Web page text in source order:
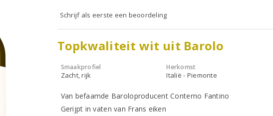
Schrijf als eerste een beoordeling
Topkwaliteit wit uit Barolo
Smaakprofiel
Zacht, rijk
Herkomst
Italië - Piemonte
Van befaamde Baroloproducent Conterno Fantino
Gerijpt in vaten van Frans eiken